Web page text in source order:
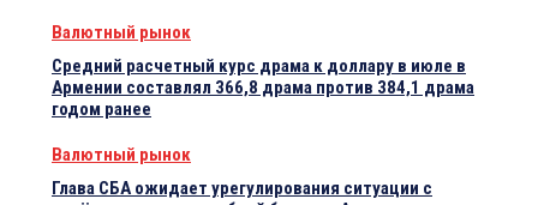
Валютный рынок
Средний расчетный курс драма к доллару в июле в
Армении составлял 366,8 драма против 384,1 драма
годом ранее
Валютный рынок
Глава СБА ожидает урегулирования ситуации с